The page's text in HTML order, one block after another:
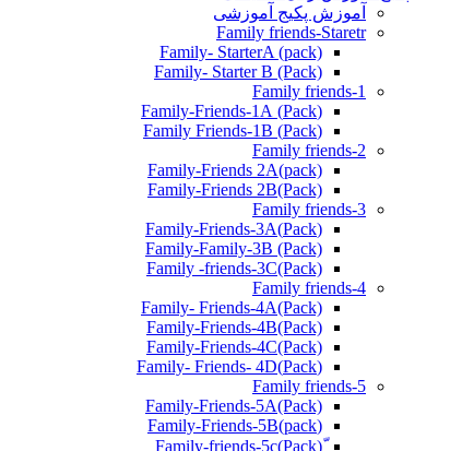
آموزش پکیج آموزشی
Family friends-Staretr
Family- StarterA (pack)
Family- Starter B (Pack)
Family friends-1
(Pack) Family-Friends-1A
(Pack) Family Friends-1B
Family friends-2
Family-Friends 2A(pack)
Family-Friends 2B(Pack)
Family friends-3
(Pack)Family-Friends-3A
Family-Family-3B (Pack)
Family -friends-3C(Pack)
Family friends-4
Family- Friends-4A(Pack)
Family-Friends-4B(Pack)
Family-Friends-4C(Pack)
(Pack)Family- Friends- 4D
Family friends-5
Family-Friends-5A(Pack)
(pack)Family-Friends-5B
ّ(Pack)Family-friends-5c